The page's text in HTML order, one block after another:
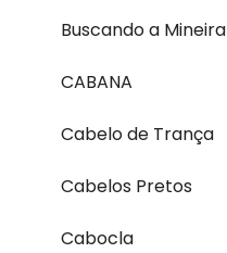
Buscando a Mineira
CABANA
Cabelo de Trança
Cabelos Pretos
Cabocla